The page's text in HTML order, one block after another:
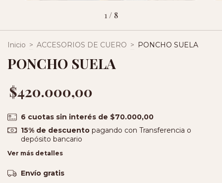
1 / 8
Inicio > ACCESORIOS DE CUERO > PONCHO SUELA
PONCHO SUELA
$420.000,00
6 cuotas sin interés de $70.000,00
15% de descuentopagando con Transferencia o
depósito bancario
Ver más detalles
Envío gratis